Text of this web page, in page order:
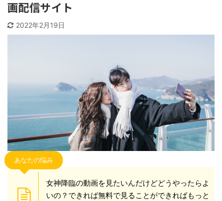
画配信サイト
2022年2月19日
あなたの悩み
女神降臨の動画を見たいんだけどどうやったらよ
いの？できれば無料で見ることができればもっと